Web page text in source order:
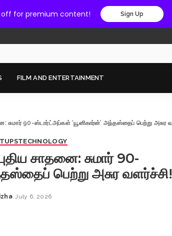
off for premium content! Sign Up
FILM AND ENTERTAINMENT
சுமார் 90-ஸ்டார்ட்அப்கள் ‘யூனிகார்ன்’ அந்தஸ்தைப் பெற்று அசுர
TECHNOLOGY
சாதனை: சுமார் 90-
பெற்று அசுர வளர்ச்சி!
July 6, 2026